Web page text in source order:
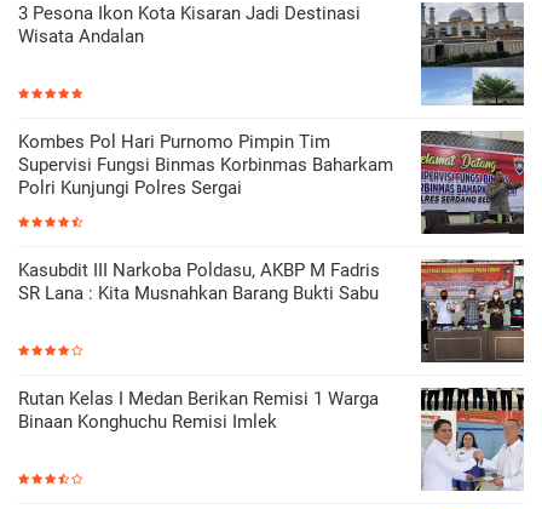
3 Pesona Ikon Kota Kisaran Jadi Destinasi
Wisata Andalan
Kombes Pol Hari Purnomo Pimpin Tim
Supervisi Fungsi Binmas Korbinmas Baharkam
Polri Kunjungi Polres Sergai
Kasubdit III Narkoba Poldasu, AKBP M Fadris
SR Lana : Kita Musnahkan Barang Bukti Sabu
Rutan Kelas I Medan Berikan Remisi 1 Warga
Binaan Konghuchu Remisi Imlek